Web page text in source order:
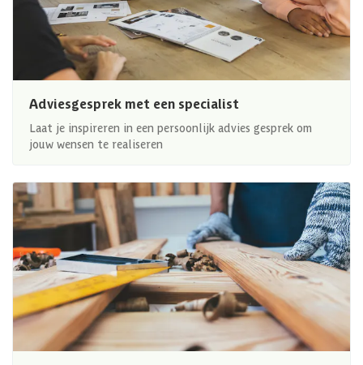
Adviesgesprek met een specialist
Laat je inspireren in een persoonlijk advies gesprek om
jouw wensen te realiseren